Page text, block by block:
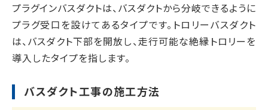
プラグインバスダクトは、バスダクトから分岐できるように
プラグ受口を設けてあるタイプです。トロリーバスダクト
は、バスダクト下部を開放し、走行可能な絶縁トロリーを
導入したタイプを指します。
バスダクト工事の施工方法